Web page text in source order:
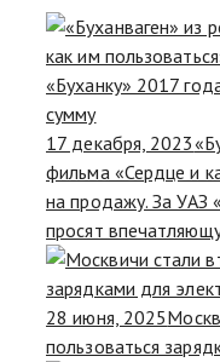
17 декабря, 2023
фильма «Сердце и
на продажу. За УАЗ
просят
28 июня, 2025
пользоваться